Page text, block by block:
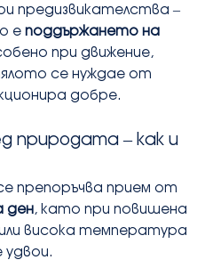
предизвикателства –
е поддържането на
при движение,
се нуждае от
добре.
природата – как и
препоръчва прием от
ден, като при повишена
висока температура